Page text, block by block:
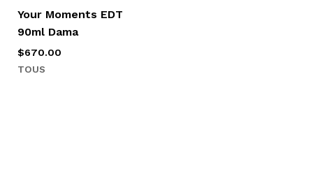
Your Moments EDT
90ml Dama
$670.00
TOUS